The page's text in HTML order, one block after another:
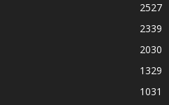
2527
2339
2030
1329
1031